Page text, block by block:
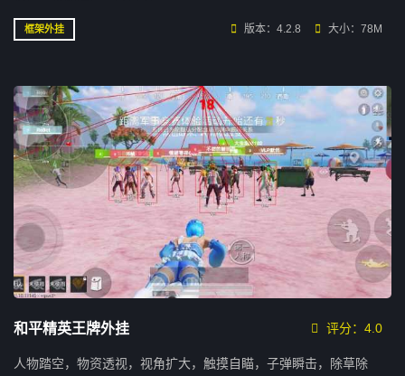
框架外挂 版本：4.2.8 大小：78M
和平精英王牌外挂 评分：4.0
人物踏空，物资透视，视角扩大，触摸自瞄，子弹瞬击，除草除